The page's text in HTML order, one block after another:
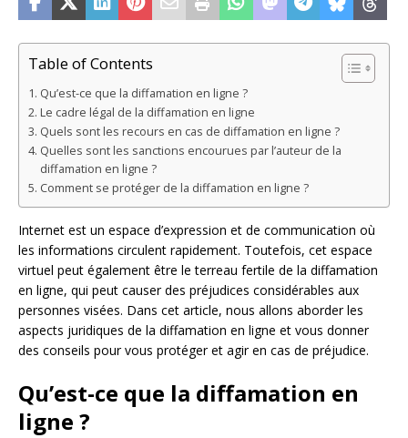
Table of Contents
Qu’est-ce que la diffamation en ligne ?
Le cadre légal de la diffamation en ligne
Quels sont les recours en cas de diffamation en ligne ?
Quelles sont les sanctions encourues par l’auteur de la
diffamation en ligne ?
Comment se protéger de la diffamation en ligne ?
Internet est un espace d’expression et de communication où
les informations circulent rapidement. Toutefois, cet espace
virtuel peut également être le terreau fertile de la diffamation
en ligne, qui peut causer des préjudices considérables aux
personnes visées. Dans cet article, nous allons aborder les
aspects juridiques de la diffamation en ligne et vous donner
des conseils pour vous protéger et agir en cas de préjudice.
Qu’est-ce que la diffamation en
ligne ?